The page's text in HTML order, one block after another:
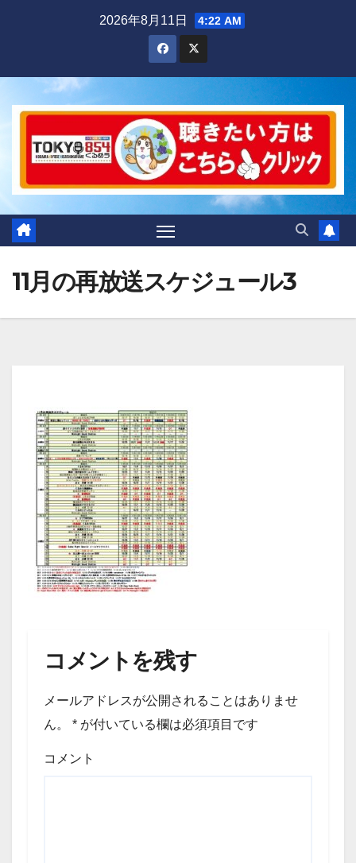
2026年8月11日 4:22 AM
11月の再放送スケジュール3
コメントを残す
メールアドレスが公開されることはありませ
ん。
* が付いている欄は必須項目です
コメント